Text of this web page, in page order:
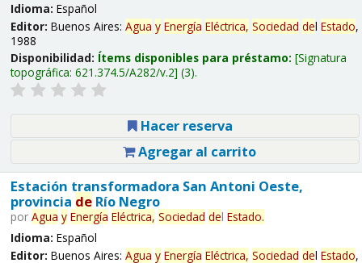
Idioma: Español
Editor: Buenos Aires: Agua y Energía Eléctrica, Sociedad del Estado,
1988
Disponibilidad: Ítems disponibles para préstamo: Signatura
topográfica: 621.374.5/A282/v.2 (3).
Hacer reserva
Agregar al carrito
Estación transformadora San Antoni Oeste,
provincia deRío Negro
por Agua y Energía Eléctrica, Sociedad del Estado.
Idioma: Español
Editor: Buenos Aires: Agua y Energía Eléctrica, Sociedad del Estado,